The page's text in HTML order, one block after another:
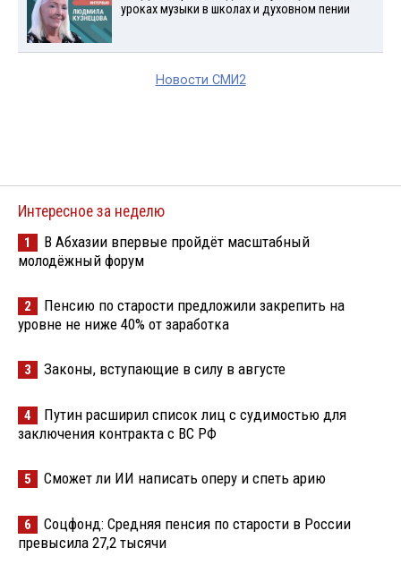
уроках музыки в школах и духовном пении
Новости СМИ2
Интересное за неделю
1
В Абхазии впервые пройдёт масштабный
молодёжный форум
2
Пенсию по старости предложили закрепить на
уровне не ниже 40% от заработка
3 Законы, вступающие в силу в августе
4
Путин расширил список лиц с судимостью для
заключения контракта с ВС РФ
5 Сможет ли ИИ написать оперу и спеть арию
6
Соцфонд: Средняя пенсия по старости в России
превысила 27,2 тысячи